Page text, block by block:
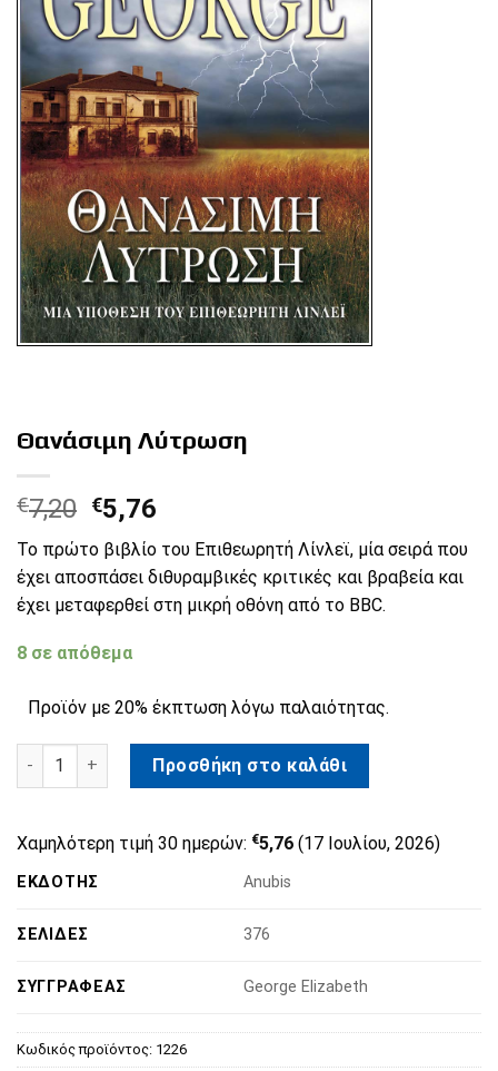
Θανάσιμη Λύτρωση
€7,20 €5,76
Το πρώτο βιβλίο του Επιθεωρητή Λίνλεϊ, μία σειρά που
έχει αποσπάσει διθυραμβικές κριτικές και βραβεία και
έχει μεταφερθεί στη μικρή οθόνη από το ΒΒC.
8 σε απόθεμα
Προϊόν με 20% έκπτωση λόγω παλαιότητας.
Θανάσιμη Λύτρωση ποσότηταΠροσθήκη στο καλάθι
Χαμηλότερη τιμή 30 ημερών: €5,76 (17 Ιουλίου, 2026)
ΕΚΔΌΤΗΣ Anubis
ΣΕΛΊΔΕΣ 376
ΣΥΓΓΡΑΦΈΑΣ George Elizabeth
Κωδικός προϊόντος: 1226